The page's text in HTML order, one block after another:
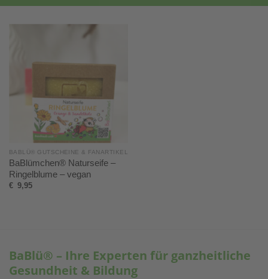
BABLÜ® GUTSCHEINE & FANARTIKEL
BaBlümchen® Naturseife –
Ringelblume – vegan
€ 9,95
BaBlü® – Ihre Experten für ganzheitliche
Gesundheit & Bildung